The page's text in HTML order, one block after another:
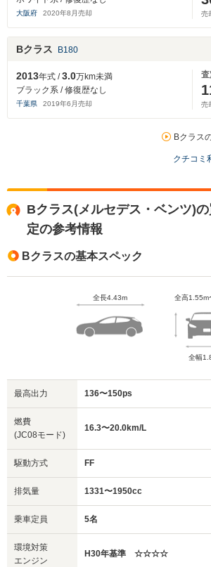
大阪府 2020年8 月売却
売
Bクラス B180
2013年式 /3.0万km未満
ブラック系 / 修復歴なし
千葉県 2019年6 月売却
売
Bクラス
クチコミ
Bクラス(メルセデス・ベンツ)
定の参考情報
Bクラスの基本スペック
全長4.43m 全高1.55m
全幅
最高出力 136〜150ps
燃費
(JC08モード)
16.3〜20.0km/L
駆動方式 FF
排気量 1331〜1950cc
乗車定員 5名
環境対策
エンジン
H30年基準 ☆☆☆☆